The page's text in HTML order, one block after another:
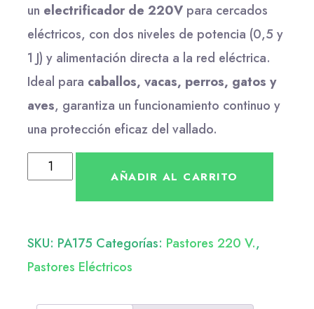
un electrificador de 220V para cercados
eléctricos, con dos niveles de potencia (0,5 y
1 J) y alimentación directa a la red eléctrica.
Ideal para caballos, vacas, perros, gatos y
aves, garantiza un funcionamiento continuo y
una protección eficaz del vallado.
AÑADIR AL CARRITO
SKU: PA175 Categorías: Pastores 220 V.,
Pastores Eléctricos